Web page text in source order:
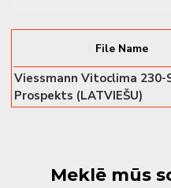
✔Inverter tehnoloģija–
✔Darbības diapazons–
dzesēšana līdz +50 °C
✔Īpaši kluss režīms–
Papildu funkcijas
File Name
Viessmann Vitoclima 230-
Prospekts (LATVIEŠU)
Meklē mūs